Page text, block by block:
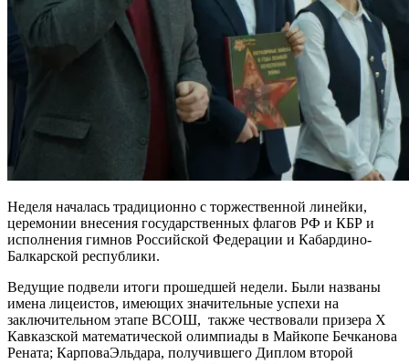
Неделя началась традиционно с торжественной линейки,
церемонии внесения государственных флагов РФ и КБР и
исполнения гимнов Российской Федерации и Кабардино-
Балкарской республики.
Ведущие подвели итоги прошедшей недели. Были названы
имена лицеистов, имеющих значительные успехи на
заключительном этапе ВСОШ, также чествовали призера X
Кавказской математической олимпиады в Майкопе Бечканова
Рената; КарповаЭльдара, получившего Диплом второй